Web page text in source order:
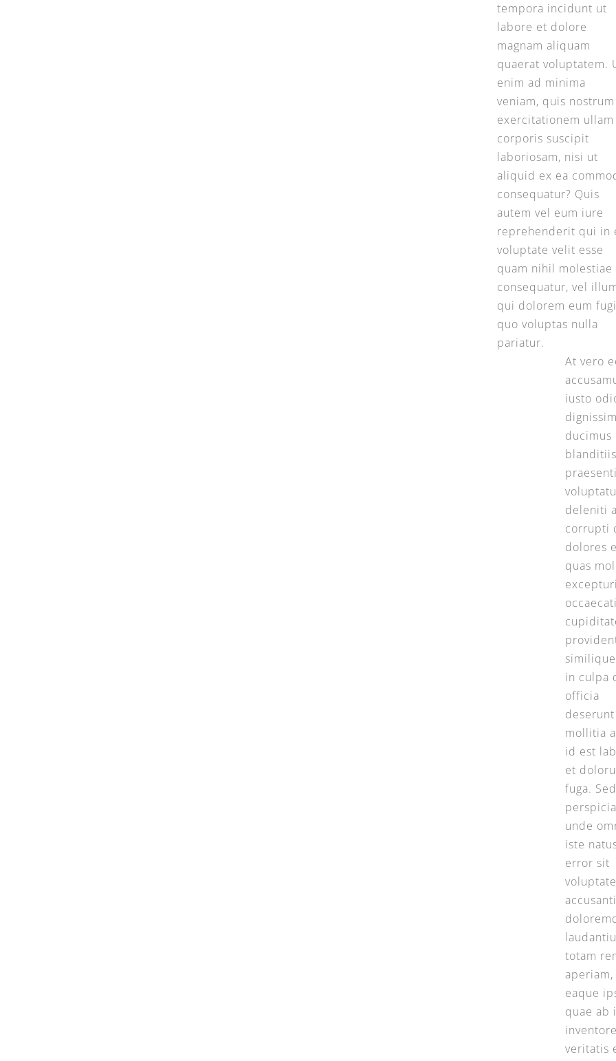
tempora incidunt ut
labore et dolore
magnam aliquam
quaerat voluptatem.
enim ad minima
veniam, quis nostrum
exercitationem ullam
corporis suscipit
laboriosam, nisi ut
aliquid ex ea
consequatur? Quis
autem vel eum iure
reprehenderit qui in
voluptate velit esse
quam nihil molestiae
consequatur, vel
qui dolorem eum
quo voluptas nulla
pariatur.
At vero
iusto
ducimus
blanditiis
deleniti
corrupti
dolores
quas
occaecati
in culpa
officia
deserunt
mollitia
id est
et
fuga.
unde
iste
error sit
totam
aperiam,
eaque
quae ab
inventore
veritatis